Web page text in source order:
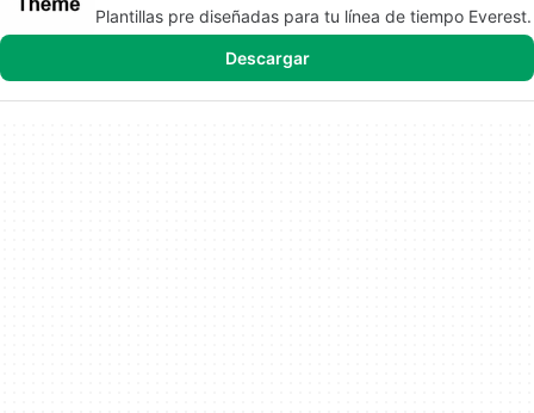
Plantillas pre diseñadas para tu línea de tiempo Everest.
Descargar